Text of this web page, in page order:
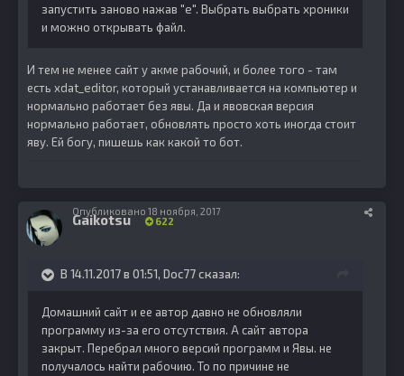
запустить заново нажав "e". Выбрать выбрать хроники
и можно открывать файл.
И тем не менее сайт у акме рабочий, и более того - там
есть xdat_editor, который устанавливается на компьютер и
нормально работает без явы. Да и явовская версия
нормально работает, обновлять просто хоть иногда стоит
яву. Ей богу, пишешь как какой то бот.
Gaikotsu 622
Опубликовано 18 ноября, 2017
В 14.11.2017 в 01:51, Doc77 сказал:
Домашний сайт и ее автор давно не обновляли
программу из-за его отсутствия. А сайт автора
закрыт. Перебрал много версий программ и Явы. не
получалось найти рабочию. То по причине не